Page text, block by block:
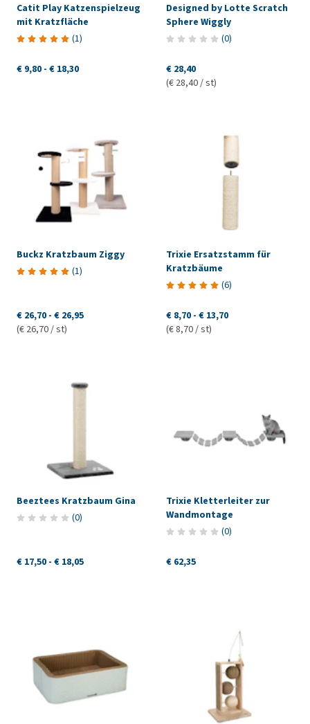
Catit Play Katzenspielzeug
mit Kratzfläche
(1)
€ 9,80 - € 18,30
Designed by Lotte Scratch
Sphere Wiggly
(0)
€ 28,40
(€ 28,40 / st)
Buckz Kratzbaum Ziggy
(1)
€ 26,70 - € 26,95
(€ 26,70 / st)
Trixie Ersatzstamm für
Kratzbäume
(6)
€ 8,70 - € 13,70
(€ 8,70 / st)
Beeztees Kratzbaum Gina
(0)
€ 17,50 - € 18,05
Trixie Kletterleiter zur
Wandmontage
(0)
€ 62,35